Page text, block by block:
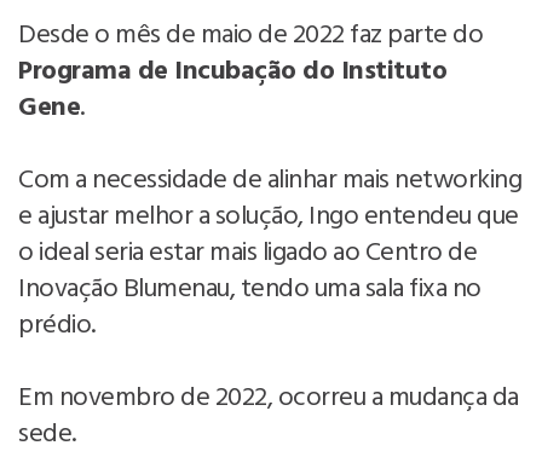
Desde o mês de maio de 2022 faz parte do
Programa de Incubação do Instituto
Gene.
Com a necessidade de alinhar mais networking
e ajustar melhor a solução, Ingo entendeu que
o ideal seria estar mais ligado ao Centro de
Inovação Blumenau, tendo uma sala fixa no
prédio.
Em novembro de 2022, ocorreu a mudança da
sede.